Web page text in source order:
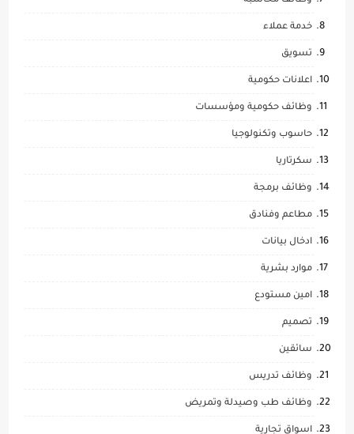
خدمة عملاء
تسويق
اعلانات حكومية
وظائف حكومية ومؤسسات
حاسوب وتكنولوجيا
سكرتاريا
وظائف برمجة
مطاعم وفنادق
ادخال بيانات
موارد بشرية
امين مستودع
تصميم
سائقين
وظائف تدريس
وظائف طب وصيدلة وتمريض
اسواق تجارية